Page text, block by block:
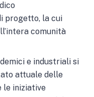
progetto, la cui
comunità
e industriali si
attuale delle
le iniziative